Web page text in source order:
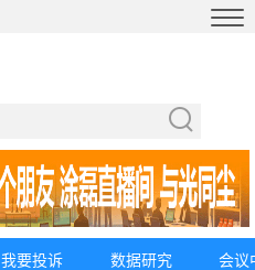
我要投诉 数据研究 会议